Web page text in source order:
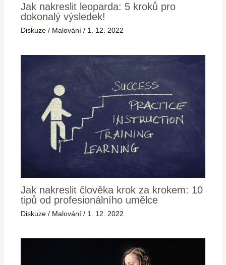
Jak nakreslit leoparda: 5 kroků pro
dokonalý výsledek!
Diskuze / Malování / 1. 12. 2022
Jak nakreslit člověka krok za krokem: 10
tipů od profesionálního umělce
Diskuze / Malování / 1. 12. 2022